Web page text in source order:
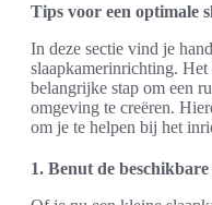
Tips voor een optimale
In deze sectie vind je
slaapkamerinrichting. Het
belangrijke stap om een
omgeving te creëren.
om je te helpen bij het
1. Benut de